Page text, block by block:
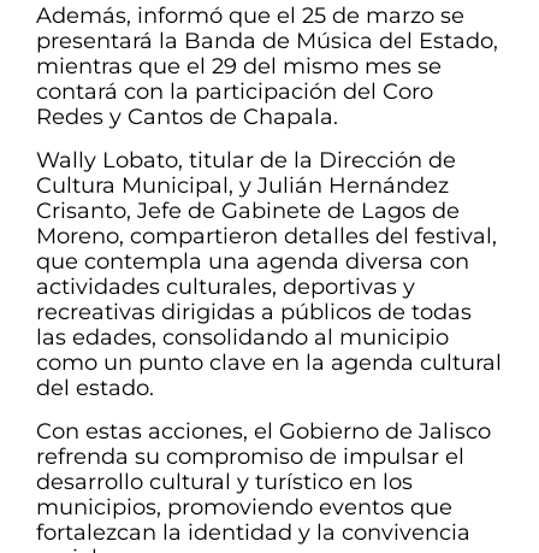
Además, informó que el 25 de marzo se
presentará la Banda de Música del Estado,
mientras que el 29 del mismo mes se
contará con la participación del Coro
Redes y Cantos de Chapala.
Wally Lobato, titular de la Dirección de
Cultura Municipal, y Julián Hernández
Crisanto, Jefe de Gabinete de Lagos de
Moreno, compartieron detalles del festival,
que contempla una agenda diversa con
actividades culturales, deportivas y
recreativas dirigidas a públicos de todas
las edades, consolidando al municipio
como un punto clave en la agenda cultural
del estado.
Con estas acciones, el Gobierno de Jalisco
refrenda su compromiso de impulsar el
desarrollo cultural y turístico en los
municipios, promoviendo eventos que
fortalezcan la identidad y la convivencia